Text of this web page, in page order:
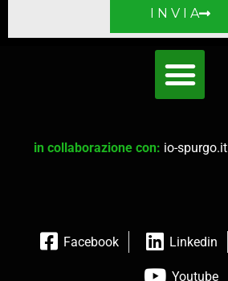
I N V I A
in collaborazione con: io-spurgo.it
Facebook Linkedin
Youtube